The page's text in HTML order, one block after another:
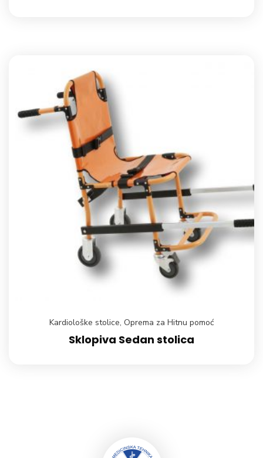
Kardiološke stolice, Oprema za Hitnu pomoć
Sklopiva Sedan stolica